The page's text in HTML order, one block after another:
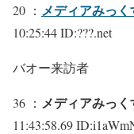
20 ： メディアみっ
10:25:44 ID:???.net
バオー来訪者
36 ： メディアみっ
11:43:58.69